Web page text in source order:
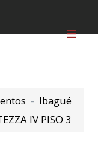
Ibagué
IV PISO 3